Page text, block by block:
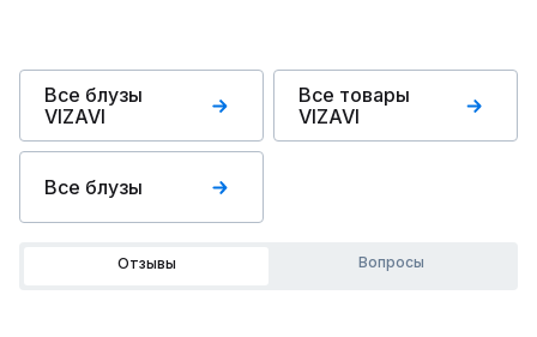
Все блузы
VIZAVI
Все товары
VIZAVI
Все блузы
Отзывы Вопросы